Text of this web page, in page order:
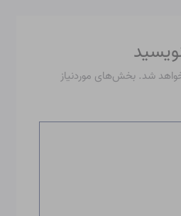
شد. بخش‌های موردنیاز